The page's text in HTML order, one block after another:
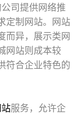
司提供网络推
定制网站。网站
而异，展示类网
网站则成本较
符合企业特色的
服务，允许企